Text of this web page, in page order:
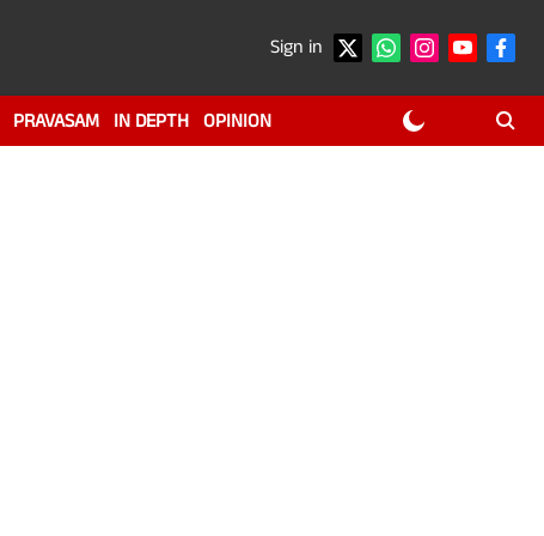
Sign in
PRAVASAM IN DEPTH OPINION